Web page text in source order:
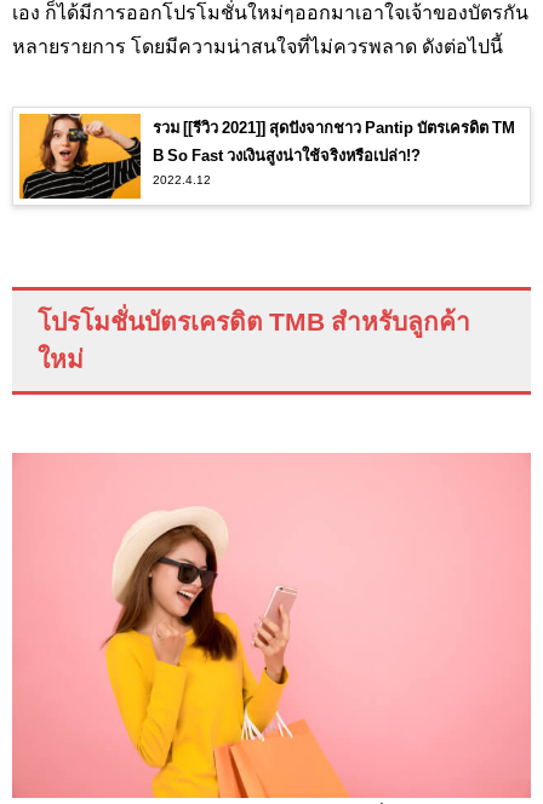
เอง ก็ได้มีการออกโปรโมชั่นใหม่ๆออกมาเอาใจเจ้าของบัตรกัน
หลายรายการ โดยมีความน่าสนใจที่ไม่ควรพลาด ดังต่อไปนี้
รวม [[รีวิว 2021]] สุดปังจากชาว Pantip บัตรเครดิต TM
B So Fast วงเงินสูงน่าใช้จริงหรือเปล่า!?
2022.4.12
โปรโมชั่นบัตรเครดิต TMBสำหรับลูกค้า
ใหม่